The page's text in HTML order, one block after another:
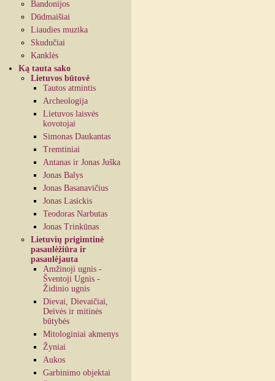
Bandonijos
Dūdmaišiai
Liaudies muzika
Skudučiai
Kanklės
Ką tauta sako
Lietuvos būtovė
Tautos atmintis
Archeologija
Lietuvos laisvės
kovotojai
Simonas Daukantas
Tremtiniai
Antanas ir Jonas Juška
Jonas Balys
Jonas Basanavičius
Jonas Lasickis
Teodoras Narbutas
Jonas Trinkūnas
Lietuvių prigimtinė
pasaulėžiūra ir
pasaulėjauta
Amžinoji ugnis -
Šventoji Ugnis -
Židinio ugnis
Dievai, Dievaičiai,
Deivės ir mitinės
būtybės
Mitologiniai akmenys
Žyniai
Aukos
Garbinimo objektai